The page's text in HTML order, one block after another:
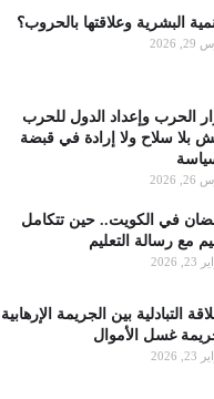
البشرية وعلاقتها بالحروب؟
2026
الحرب وإعداد الدول للحرب
بلا سلاح ولا إرادة في قبضة
2026
في الكويت.. حين تتكامل
مع رسالة التعليم
2026
التبادلية بين الجريمة الإرهابية
غسل الأموال
2026